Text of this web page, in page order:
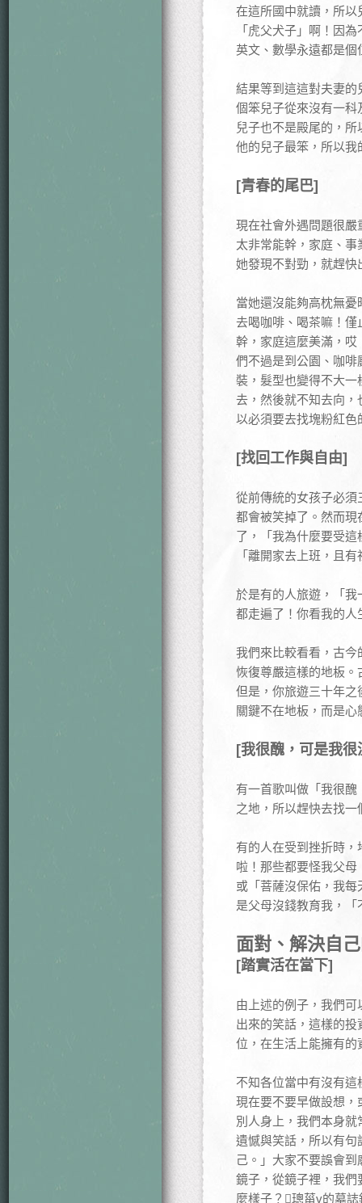
在這所國中就讀，所
「虎父犬子」啊！因
英文、數學永遠都是個
結果等到這這對夫妻
個笨兒子從來沒有一
兒子也不是殿尾的，
他的兒子最笨，所以我
[青春的尾巴]
現在社會外遇問題很
太非常能幹，家庭、
她發現不對勁，就趕
當她還沒能夠高枕無
去喝咖啡、喝茶嘛！
幹，家庭這麼美滿，
們不過是到公園、咖
裝，髮型也變得不大
去，然後就不知去向
以必須要去找塊粉紅
[找回工作與自由]
從前傳統的女孩子必
都會被笑掉了。然而
了，「我為什麼要受
「離開家去上班，且
於是有的人旅遊，「
都走遍了！你看我的
我們來比較看看，古
恢復尊嚴這樣的地板
但是，你旅遊三十年
關鍵不在地板，而是
[我很醜，可是我很
有一首歌叫做「我很
之地，所以趕快去找
有的人在受到挫折時
啦！那些都要怪我父
或「菩薩沒保佑，我
是父母沒錢教育我，
面對、解決自
[踏實活在當下]
由上述的例子，我們
出來的笑話，這樣的
位，在生活上能擁有
不知各位當中有沒有
現在要不要早做設想
別人身上，我們本身
遺憾與笑話，所以有
己。」大家不要誤會
鏡子，從鏡子裡，我
麼樣子？璁菑v的墓